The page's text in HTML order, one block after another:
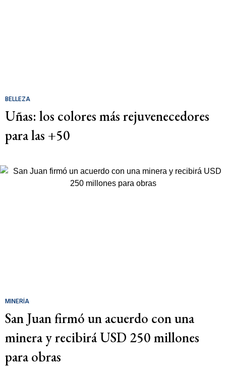
BELLEZA
Uñas: los colores más rejuvenecedores
para las +50
MINERÍA
San Juan firmó un acuerdo con una
minera y recibirá USD 250 millones
para obras